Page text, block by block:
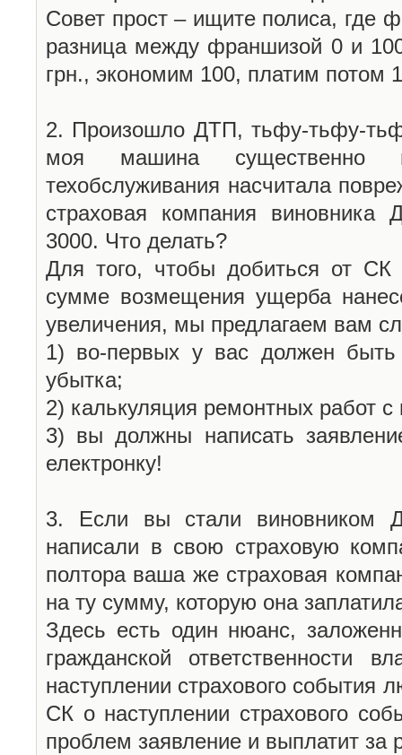
Совет прост – ищите полиса, где
разница между франшизой 0 и
грн., экономим 100, платим потом
2. Произошло ДТП, тьфу-тьфу-
моя машина существенно
техобслуживания насчитала
страховая компания виновника
3000. Что делать?
Для того, чтобы добиться от СК
сумме возмещения ущерба
увеличения, мы предлагаем вам
1) во-первых у вас должен
убытка;
2) калькуляция ремонтных работ
3) вы должны написать
електронку!
3. Если вы стали
написали в свою страховую
полтора ваша же страховая
на ту сумму, которую она
Здесь есть один нюанс,
гражданской ответственности
наступлении страхового события
СК о наступлении страхового
проблем заявление и выплатит за